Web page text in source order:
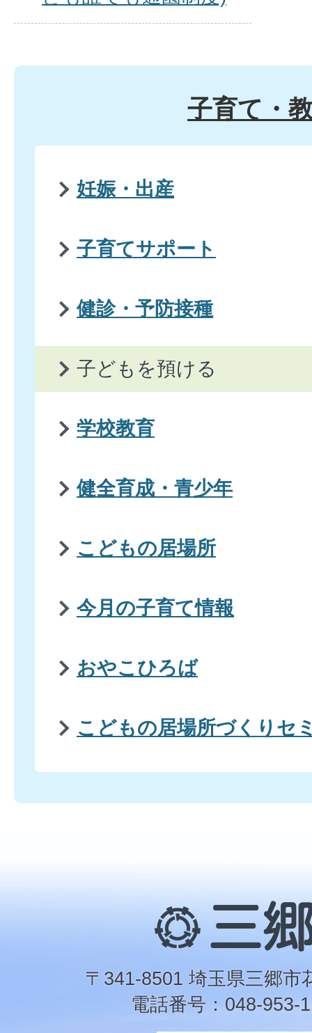
子育て・
妊娠・出産
子育てサポート
健診・予防接種
子どもを預ける
学校教育
健全育成・青少年
こどもの居場所
今月の子育て情報
おやこひろば
こどもの居場所づくりセ
三
郷
市
〒341-8501 埼玉県三郷市
電話番号：048-953-